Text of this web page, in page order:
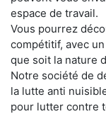
espace de travail.
Vous pourrez
compétitif, avec
que soit la nature
Notre société de
la lutte anti
pour lutter contre